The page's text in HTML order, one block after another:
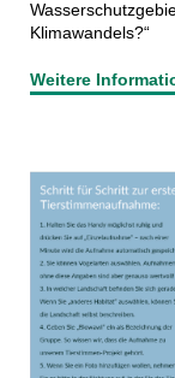
Klimawandels?“
Weitere